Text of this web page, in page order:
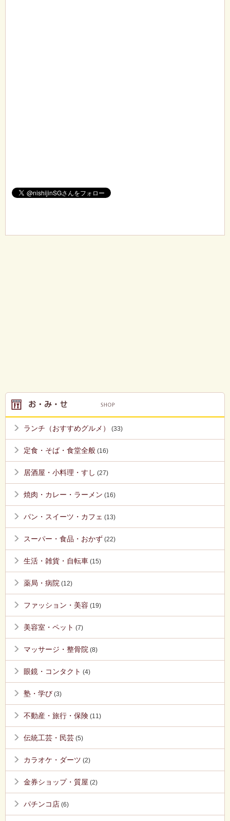
ランチ（おすすめグルメ） (33)
定食・そば・食堂全般 (16)
居酒屋・小料理・すし (27)
焼肉・カレー・ラーメン (16)
パン・スイーツ・カフェ (13)
スーパー・食品・おかず (22)
生活・雑貨・自転車 (15)
薬局・病院 (12)
ファッション・美容 (19)
美容室・ペット (7)
マッサージ・整骨院 (8)
眼鏡・コンタクト (4)
塾・学び (3)
不動産・旅行・保険 (11)
伝統工芸・民芸 (5)
カラオケ・ダーツ (2)
金券ショップ・質屋 (2)
パチンコ店 (6)